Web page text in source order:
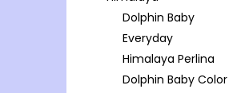
Dolphin Baby
Everyday
Himalaya Perlina
Dolphin Baby Color